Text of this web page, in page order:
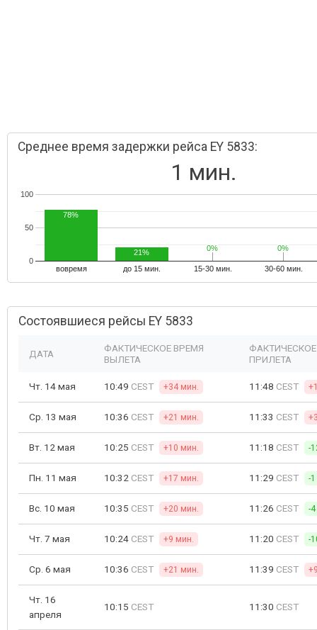
Среднее время задержки рейса EY 5833:
1 мин.
вовремя до 15 мин. 15-30 мин. 30-60 мин.
0
50
100
78%
21% 0%
0% 0%
0%
Состоявшиеся рейсы EY 5833
ДАТА
ФАКТИЧЕСКОЕ ВРЕМЯ
ВЫЛЕТА
ПРИЛЕТА
Чт. 14 мая 10:49 CEST +34 мин. 11:48 CEST
Ср. 13 мая 10:36 CEST +21 мин. 11:33 CEST
Вт. 12 мая 10:25 CEST +10 мин. 11:18 CEST -
Пн. 11 мая 10:32 CEST +17 мин. 11:29 CEST -
Вс. 10 мая 10:35 CEST +20 мин. 11:26 CEST -
Чт. 7 мая 10:24 CEST +9 мин. 11:20 CEST -
Ср. 6 мая 10:36 CEST +21 мин. 11:39 CEST
Чт. 16
апреля
10:15 CEST 11:30 CEST